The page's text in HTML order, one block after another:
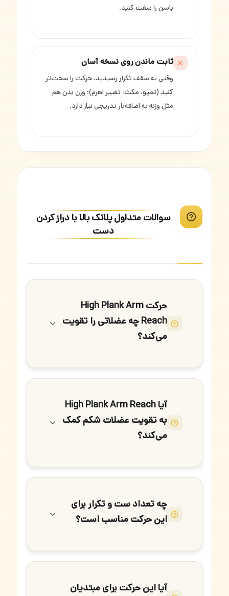
باسن را سفت کنید.
ثابت ماندن روی نسخه آسان
وقتی به سقف تکرار رسیدید، حرکت را سخت‌تر
کنید (تمپو، مکث، تغییر اهرم)؛ وزن بدن هم
مثل وزنه به اضافه‌بار تدریجی نیاز دارد.
سوالات متداول پلانک بالا با دراز کردن
دست
حرکت High Plank Arm
Reach چه عضلاتی را تقویت
می‌کند؟
آیا High Plank Arm Reach
به تقویت عضلات شکم کمک
می‌کند؟
چه تعداد ست و تکرار برای
این حرکت مناسب است؟
آیا این حرکت برای مبتدیان